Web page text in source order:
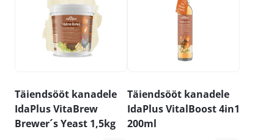
Täiendsööt kanadele
IdaPlus VitaBrew
Brewer´s Yeast 1,5kg
Täiendsööt kanadele
IdaPlus VitalBoost 4in1
200ml